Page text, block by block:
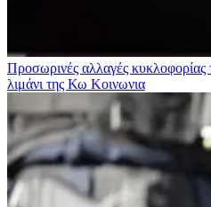
Προσωρινές αλλαγές
λιμάνι της Κω Κοινωνια